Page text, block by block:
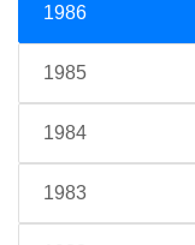
1986
1985
1984
1983